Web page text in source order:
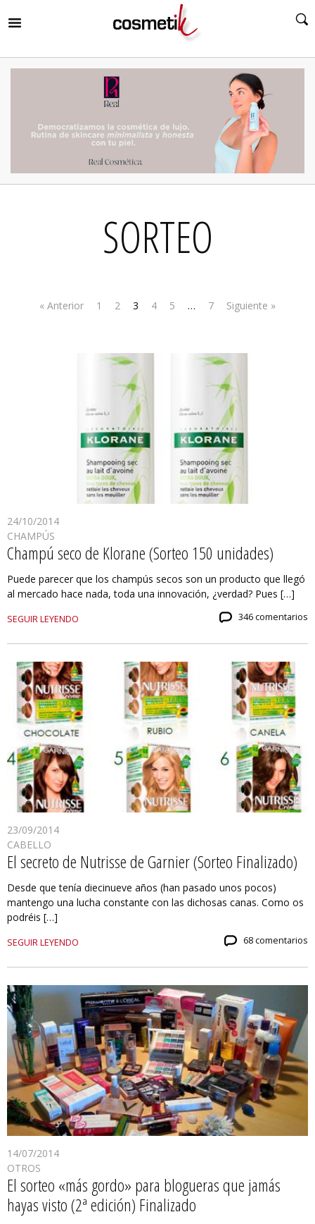
SORTEO
« Anterior 1 2 3 4 5 … 7 Siguiente »
24/10/2014
CHAMPÚS
Champú seco de Klorane (Sorteo 150 unidades)
Puede parecer que los champús secos son un producto que llegó
al mercado hace nada, toda una innovación, ¿verdad? Pues […]
SEGUIR LEYENDO 346 comentarios
23/09/2014
CABELLO
El secreto de Nutrisse de Garnier (Sorteo Finalizado)
Desde que tenía diecinueve años (han pasado unos pocos)
mantengo una lucha constante con las dichosas canas. Como os
podréis […]
SEGUIR LEYENDO 68 comentarios
14/07/2014
OTROS
El sorteo «más gordo» para blogueras que jamás
hayas visto (2ª edición) Finalizado